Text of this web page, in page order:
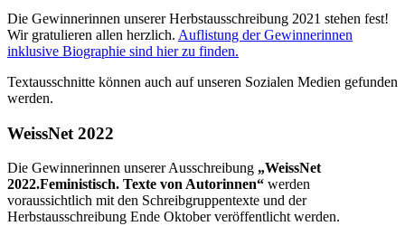
Die Gewinnerinnen unserer Herbstausschreibung 2021 stehen fest!
Wir gratulieren allen herzlich. Auflistung der Gewinnerinnen
inklusive Biographie sind hier zu finden.
Textausschnitte können auch auf unseren Sozialen Medien gefunden
werden.
WeissNet 2022
Die Gewinnerinnen unserer Ausschreibung „WeissNet
2022.Feministisch. Texte von Autorinnen“ werden
voraussichtlich mit den Schreibgruppentexte und der
Herbstausschreibung Ende Oktober veröffentlicht werden.